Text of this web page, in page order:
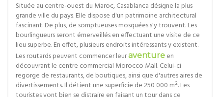
Située au centre-ouest du Maroc, Casablanca désigne la plus
grande ville du pays. Elle dispose d'un patrimoine architectural
fascinant. De plus, de somptueuses mosquées s'y trouvent. Les
bourlingueurs seront émerveillés en effectuant une visite de ce
lieu superbe. En effet, plusieurs endroits intéressants y existent.
Les routards peuvent commencer leuraventure en
découvrant le centre commercial Morocco Mall. Celui-ci
regorge de restaurants, de boutiques, ainsi que d'autres aires de
divertissements. Il détient une superficie de 250 000 m². Les